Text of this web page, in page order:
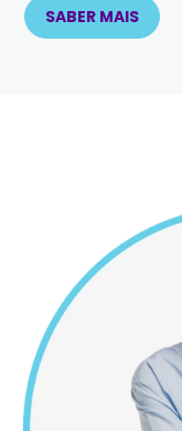
SABER MAIS